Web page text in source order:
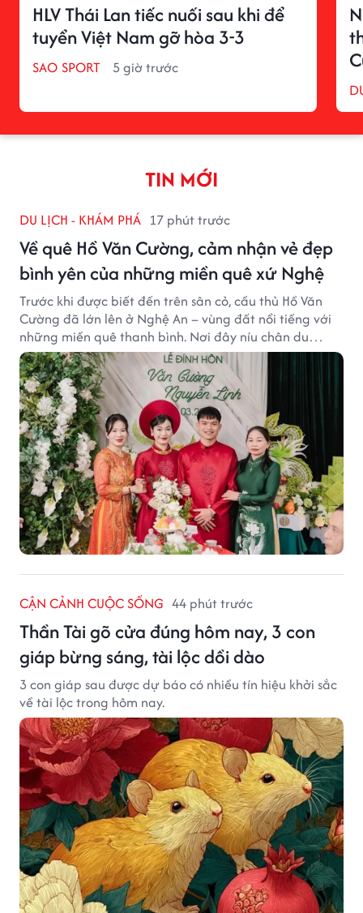
HLV Thái Lan tiếc nuối sau khi để
tuyển Việt Nam gỡ hòa 3-3
SAO SPORT 5 giờ trước
TIN MỚI
DU LỊCH - KHÁM PHÁ 17 phút trước
Về quê Hồ Văn Cường, cảm nhận vẻ đẹp
bình yên của những miền quê xứ Nghệ
Trước khi được biết đến trên sân cỏ, cầu thủ Hồ Văn
Cường đã lớn lên ở Nghệ An – vùng đất nổi tiếng với
những miền quê thanh bình. Nơi đây níu chân du
khách bằng cánh đồng xanh, làng quê yên ả và nhịp
sống chậm đầy bình yên.
CẬN CẢNH CUỘC SỐNG 44 phút trước
Thần Tài gõ cửa đúng hôm nay, 3 con
giáp bừng sáng, tài lộc dồi dào
3 con giáp sau được dự báo có nhiều tín hiệu khởi sắc
về tài lộc trong hôm nay.